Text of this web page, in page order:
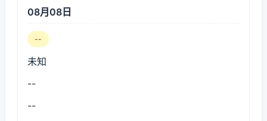
08月08日
--
未知
--
--